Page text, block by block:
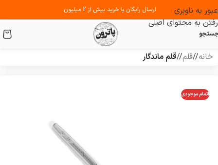
عبور به ناوبری
رفتن به محتوای اصلی
ارسال رایگان با خرید بیش از 2 میلیون
خانه/ قلم/ قلم ماندگار
اتمام موجودی